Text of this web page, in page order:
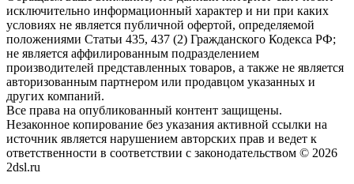
исключительно информационный характер и ни при каких
условиях не является публичной офертой, определяемой
положениями Статьи 435, 437 (2) Гражданского Кодекса РФ;
не является аффилированным подразделением
производителей представленных товаров, а также не является
авторизованным партнером или продавцом указанных и
других компаний.
Все права на опубликованный контент защищены.
Незаконное копирование без указания активной ссылки на
источник является нарушением авторских прав и ведет к
ответственности в соответствии с законодательством © 2026
2dsl.ru